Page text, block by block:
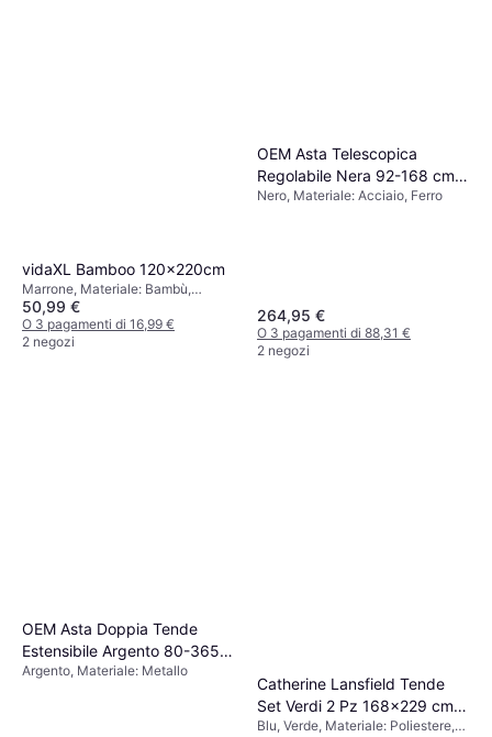
vidaXL Bamboo 120x220cm
Marrone, Materiale: Bambù,
Meccanismo a catena
50,99 €
O 3 pagamenti di 16,99 €
2 negozi
OEM Asta Telescopica
Regolabile Nera 92-168 cm 2
Pezzi
Nero, Materiale: Acciaio, Ferro
264,95 €
O 3 pagamenti di 88,31 €
2 negozi
OEM Asta Doppia Tende
Estensibile Argento 80-365
cm 2 Pezzi
Argento, Materiale: Metallo
Catherine Lansfield Tende
Set Verdi 2 Pz 168x229 cm
Melville
Blu, Verde, Materiale: Poliestere,